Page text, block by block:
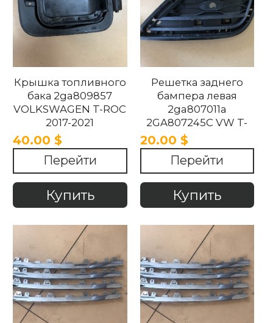
Крышка топливного
бака 2ga809857
VOLKSWAGEN T-ROC
2017-2021
40.00 $
Перейти
Купить
Решетка заднего
бампера левая
2ga807011a
2GA807245C VW T-
Roc 2017-2022.
20.00 $
Перейти
Купить